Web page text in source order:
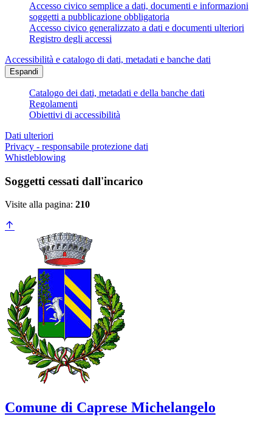
Accesso civico semplice a dati, documenti e informazioni
soggetti a pubblicazione obbligatoria
Accesso civico generalizzato a dati e documenti ulteriori
Registro degli accessi
Accessibilità e catalogo di dati, metadati e banche dati
Espandi
Catalogo dei dati, metadati e della banche dati
Regolamenti
Obiettivi di accessibilità
Dati ulteriori
Privacy - responsabile protezione dati
Whistleblowing
Soggetti cessati dall'incarico
Visite alla pagina: 210
Comune di Caprese Michelangelo